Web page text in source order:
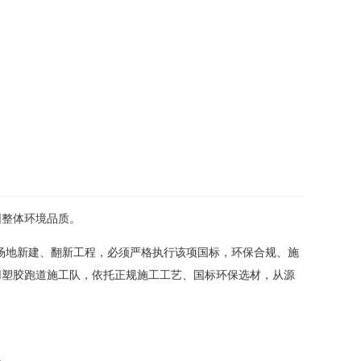
体环境品质。
新建、翻新工程，必须严格执行该项国标，环保合规、施
胶跑道施工队，依托正规施工工艺、国标环保选材，从源